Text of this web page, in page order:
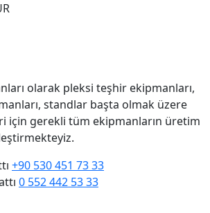
olarak pleksi teşhir ekipmanları,
standlar başta olmak üzere
için gerekli tüm ekipmanların üretim
+90 530 451 73 33
0 552 442 53 33